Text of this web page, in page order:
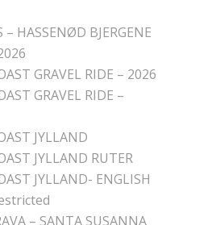
– HASSENØD BJERGENE
GRAVEL RIDE – 2026
GRAVEL RIDE –
JYLLAND
JYLLAND RUTER
JYLLAND- ENGLISH
– SANTA SUSANNA